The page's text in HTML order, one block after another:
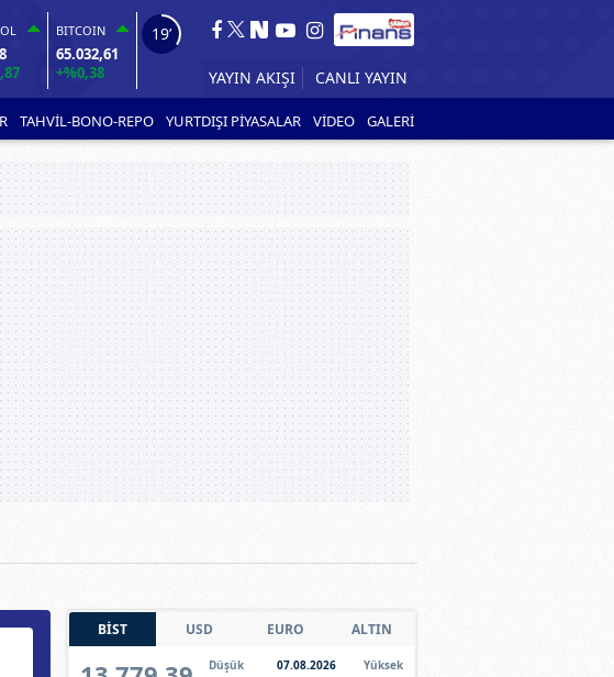
BITCOIN
65.032,61
+%0,38
18’
YAYIN AKIŞI CANLI YAYIN
TAHVİL-BONO-REPO YURTDIŞI PİYASALAR VİDEO GALERİ
BİST USD EURO ALTIN
Düşük
07.08.2026
Yüksek